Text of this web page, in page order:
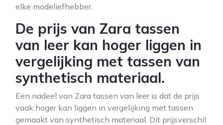
elke modeliefhebber.
De prijs van Zara tassen
van leer kan hoger liggen in
vergelijking met tassen van
synthetisch materiaal.
Een nadeel van Zara tassen van leer is dat de prijs
vaak hoger kan liggen in vergelijking met tassen
gemaakt van synthetisch materiaal. Dit prijsverschil